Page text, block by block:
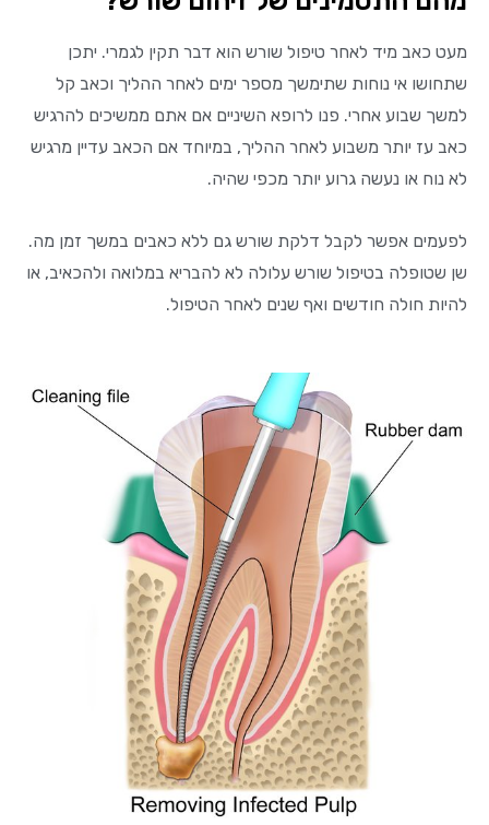
מעט כאב מיד לאחר טיפול שורש הוא דבר תקין לגמרי. יתכן
שתחושו אי נוחות שתימשך מספר ימים לאחר ההליך וכאב קל
למשך שבוע אחרי. פנו לרופא השיניים אם אתם ממשיכים להרגיש
כאב עז יותר משבוע לאחר ההליך, במיוחד אם הכאב עדיין מרגיש
לא נוח או נעשה גרוע יותר מכפי שהיה.
לפעמים אפשר לקבל דלקת שורש גם ללא כאבים במשך זמן מה.
שן שטופלה בטיפול שורש עלולה לא להבריא במלואה ולהכאיב, או
להיות חולה חודשים ואף שנים לאחר הטיפול.